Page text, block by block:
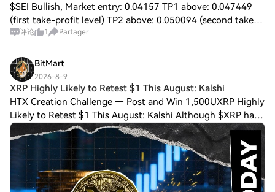
$SEI Bullish, Market entry: 0.04157 TP1 above: 0.047449
(first take-profit level) TP2 above: 0.050094 (second take-
profit level) DCA: 0.040115 (pullback add-position watch
评论 1 Partager
BitMart
2026-8-9
XRP Highly Likely to Retest $1 This August: Kalshi
HTX Creation Challenge — Post and Win 1,500UXRP Highly
Likely to Retest $1 This August: Kalshi Although $XRP has
briefly flipped to the green side of the market after multiple
days of extreme volatili